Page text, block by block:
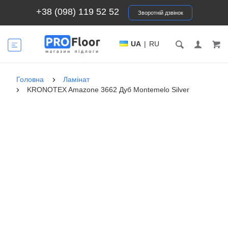
+38 (098) 119 52 52 Зворотній дзвінок
UA | RU
Головна
Ламінат
KRONOTEX Amazone 3662 Дуб Montemelo Silver